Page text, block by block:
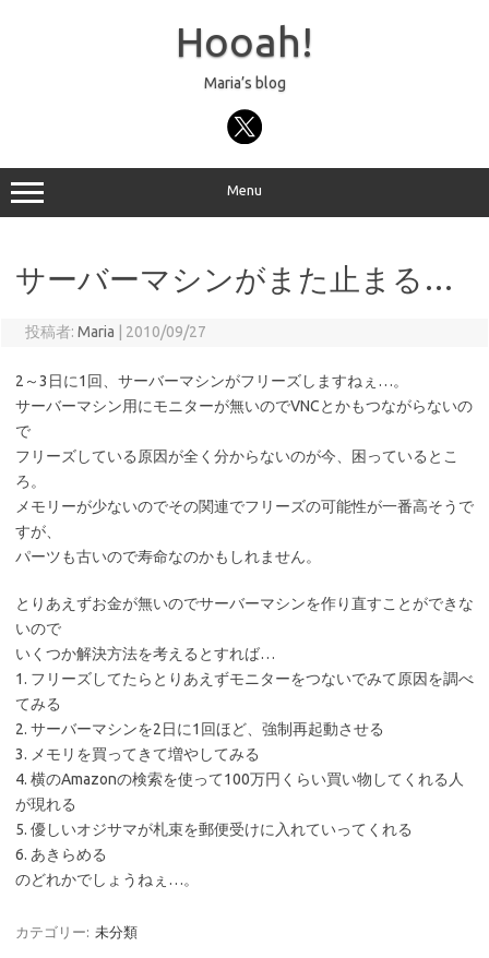
Hooah!
Maria’s blog
Menu
サーバーマシンがまた止まる…
投稿者: Maria 2010/09/27
2～3日に1回、サーバーマシンがフリーズしますねぇ…。
サーバーマシン用にモニターが無いのでVNCとかもつながらないの
で
フリーズしている原因が全く分からないのが今、困っているとこ
ろ。
メモリーが少ないのでその関連でフリーズの可能性が一番高そうで
すが、
パーツも古いので寿命なのかもしれません。
とりあえずお金が無いのでサーバーマシンを作り直すことができな
いので
いくつか解決方法を考えるとすれば…
1. フリーズしてたらとりあえずモニターをつないでみて原因を調べ
てみる
2. サーバーマシンを2日に1回ほど、強制再起動させる
3. メモリを買ってきて増やしてみる
4. 横のAmazonの検索を使って100万円くらい買い物してくれる人
が現れる
5. 優しいオジサマが札束を郵便受けに入れていってくれる
6. あきらめる
のどれかでしょうねぇ…。
カテゴリー: 未分類